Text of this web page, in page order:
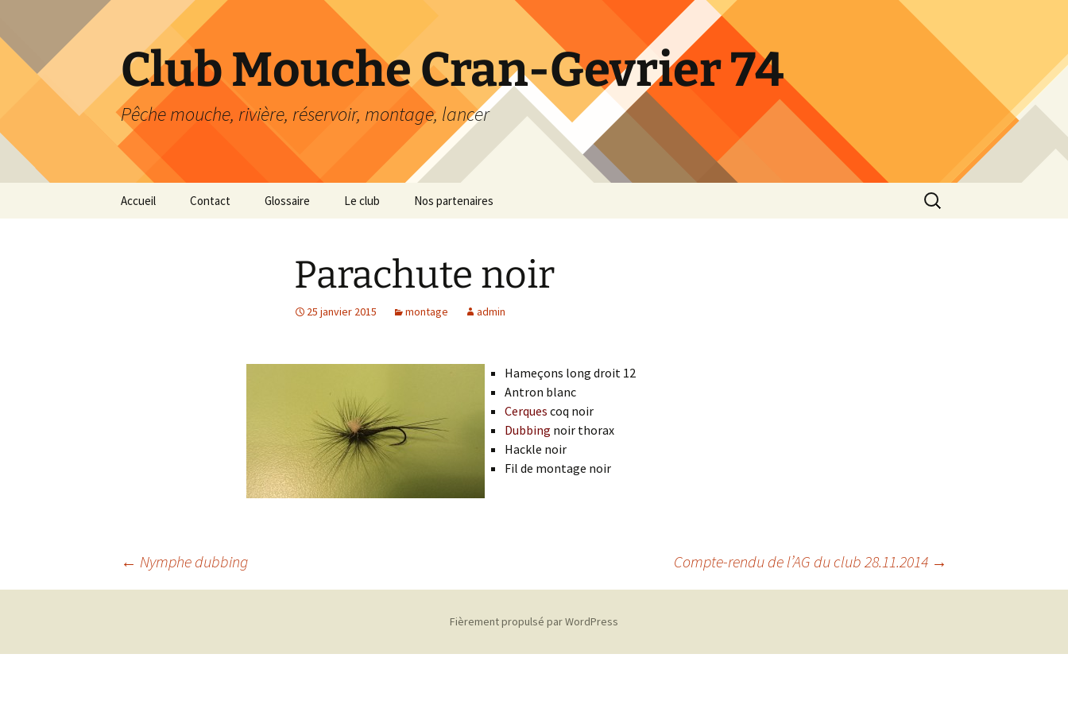
contenu
Club Mouche Cran-Gevrier 74
Pêche mouche, rivière, réservoir, montage, lancer
Accueil Contact Glossaire Le club Nos partenaires
Rechercher :
Parachute noir
25 janvier 2015 montage admin
Hameçons long droit 12
Antron blanc
Cerques coq noir
Dubbing noir thorax
Hackle noir
Fil de montage noir
Navigation
← Nymphe dubbing Compte-rendu de l’AG du club 28.11.2014 →
Fièrement propulsé par WordPress